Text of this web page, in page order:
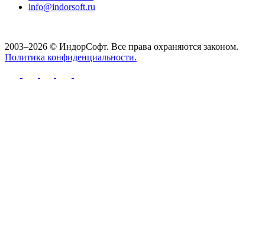
info@indorsoft.ru
2003–2026 © ИндорСофт. Все права охраняются законом.
Политика конфиденциальности.